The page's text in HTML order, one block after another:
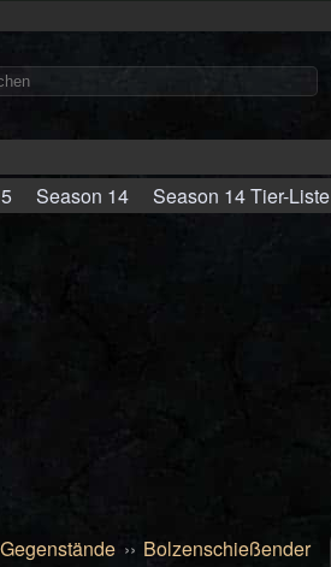
Season 14 Season 14 Tier-Liste
›› Bolzenschießender